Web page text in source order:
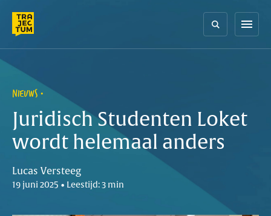
content
menu
NIEUWS
Juridisch Studenten Loket
wordt helemaal anders
Lucas Versteeg
19 juni 2025 • Leestijd: 3 min